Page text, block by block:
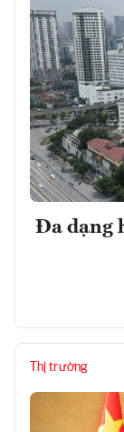
Đa dạng
Thị trường